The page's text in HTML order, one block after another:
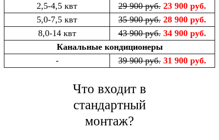
2,5-4,5 квт
29 900 руб. 23 900 руб.
5,0-7,5 квт
35 900 руб. 28 900 руб.
8,0-14 квт
43 900 руб. 34 900 руб.
Канальные кондиционеры
-
39 900 руб. 31 900 руб.
Что входит в
стандартный
монтаж?